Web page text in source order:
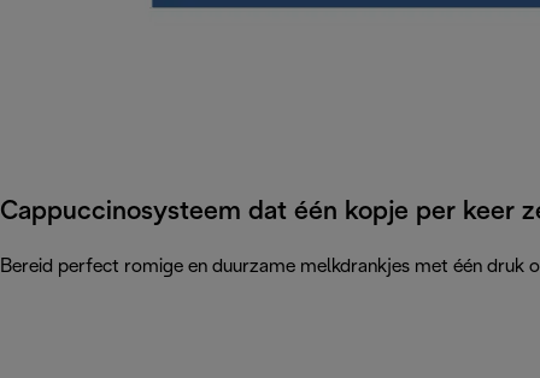
Cappuccinosysteem dat één kopje per keer
Bereid perfect romige en duurzame melkdrankjes met één druk